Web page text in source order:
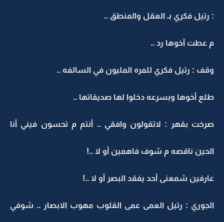
: رتيل فكري بـ العقل والمنطق ..
م عطت آخوها رد ..
وقف : رتيل فكري للمره المليون في السالفه ..
طلع أخوها وبسرعه دخلوا لها صديقاتها ..
صرخت بقهر : لاتقولون وافقي .. أنتم م تحسون فيني أنا
الحين ناقصه م شوف فاهمين أو لا ..!
عارفين شمعنى أحد يفقد البصر أو لا ..!
الجوري : رتيل العمى عمى القلوب مهوب الابصار .. شوفي